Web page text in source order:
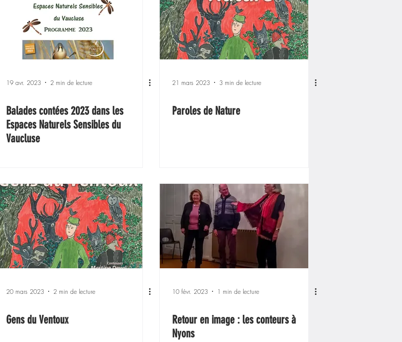
19 avr. 2023 2 min de lecture
Balades contées 2023 dans les
Espaces Naturels Sensibles du
Vaucluse
21 mars 2023 3 min de lecture
Paroles de Nature
20 mars 2023 2 min de lecture
Gens du Ventoux
10 févr. 2023 1 min de lecture
Retour en image : les conteurs à
Nyons